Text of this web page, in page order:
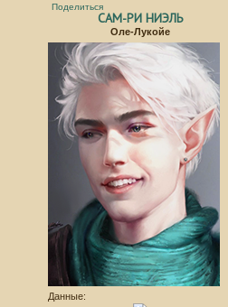
Поделиться
САМ-РИ НИЭЛЬ
Оле-Лукойе
Данные: